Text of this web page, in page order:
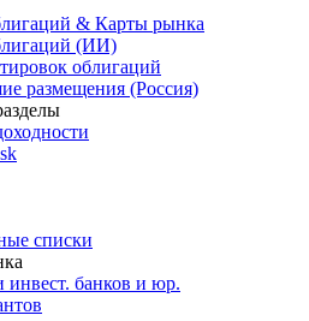
аналитический журнал
& Карты рынка
(ИИ)
облигаций
размещения (Россия)